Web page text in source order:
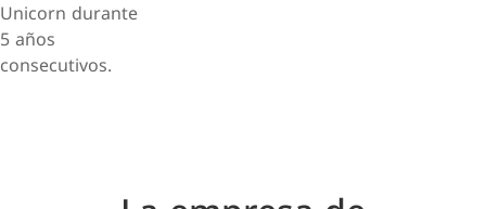
Unicorn durante
5 años
consecutivos.